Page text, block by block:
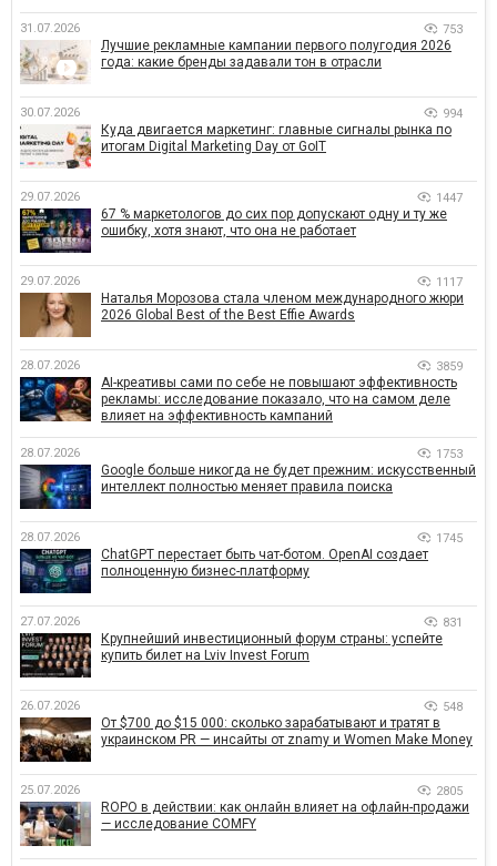
31.07.2026 753
Лучшие рекламные кампании первого полугодия 2026
года: какие бренды задавали тон в отрасли
30.07.2026 994
Куда двигается маркетинг: главные сигналы рынка по
итогам Digital Marketing Day от GoIT
29.07.2026 1447
67 % маркетологов до сих пор допускают одну и ту же
ошибку, хотя знают, что она не работает
29.07.2026 1117
Наталья Морозова стала членом международного жюри
2026 Global Best of the Best Effie Awards
28.07.2026 3859
AI-креативы сами по себе не повышают эффективность
рекламы: исследование показало, что на самом деле
влияет на эффективность кампаний
28.07.2026 1753
Google больше никогда не будет прежним: искусственный
интеллект полностью меняет правила поиска
28.07.2026 1745
ChatGPT перестает быть чат-ботом. OpenAI создает
полноценную бизнес-платформу
27.07.2026 831
Крупнейший инвестиционный форум страны: успейте
купить билет на Lviv Invest Forum
26.07.2026 548
От $700 до $15 000: сколько зарабатывают и тратят в
украинском PR — инсайты от znamy и Women Make Money
25.07.2026 2805
ROPO в действии: как онлайн влияет на офлайн-продажи
— исследование COMFY